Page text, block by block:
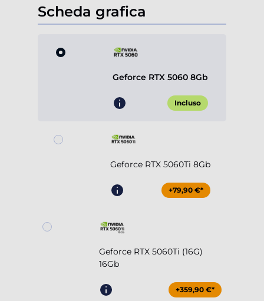
Scheda grafica
Geforce RTX 5060 8Gb
Incluso
Geforce RTX 5060Ti 8Gb
+79,90 €*
Geforce RTX 5060Ti (16G)
16Gb
+359,90 €*